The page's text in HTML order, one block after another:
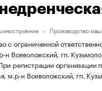
Производство
с ограниченной
н Всеволожский, гп.
регистрации
м.р-н Всеволожский, гп.